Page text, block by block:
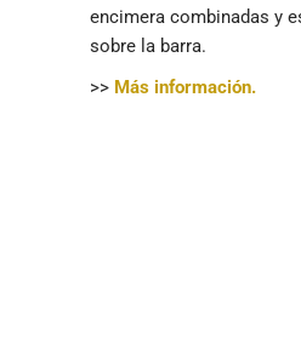
encimera combinadas y
sobre la barra.
>> Más información.